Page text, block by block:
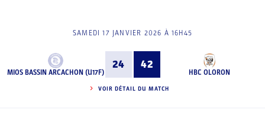
SAMEDI 17 JANVIER 2026 À 16H45
MIOS BASSIN ARCACHON (U17F)
24 42
HBC OLORON
VOIR DÉTAIL DU MATCH